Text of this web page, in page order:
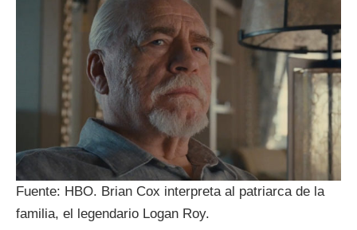
Fuente: HBO. Brian Cox interpreta al patriarca de la
familia, el legendario Logan Roy.